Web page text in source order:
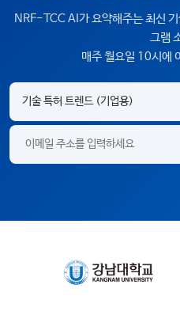
NRF-TCC AI가 요약해주는 최신
그램
매주 월요일 10시에